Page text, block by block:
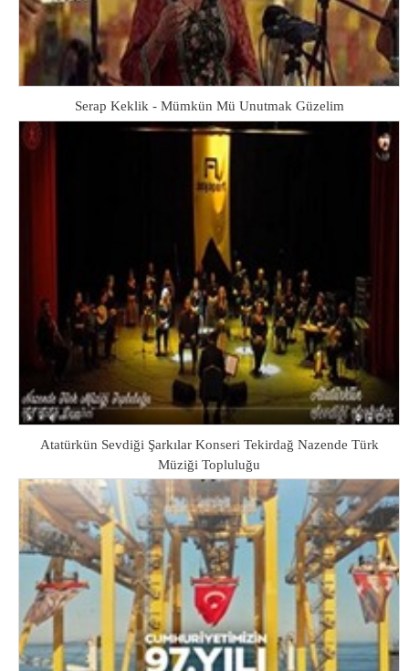
Serap Keklik - Mümkün Mü Unutmak Güzelim
Atatürkün Sevdiği Şarkılar Konseri Tekirdağ Nazende Türk
Müziği Topluluğu